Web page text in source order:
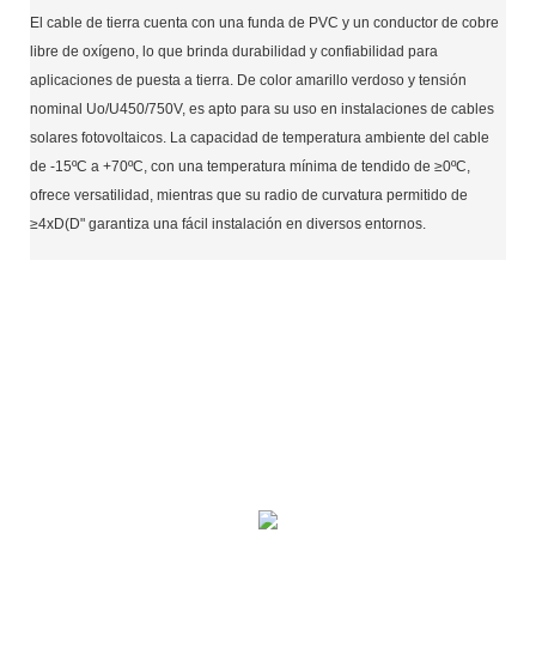
El cable de tierra cuenta con una funda de PVC y un conductor de cobre
libre de oxígeno, lo que brinda durabilidad y confiabilidad para
aplicaciones de puesta a tierra. De color amarillo verdoso y tensión
nominal Uo/U450/750V, es apto para su uso en instalaciones de cables
solares fotovoltaicos. La capacidad de temperatura ambiente del cable
de -15ºC a +70ºC, con una temperatura mínima de tendido de ≥0ºC,
ofrece versatilidad, mientras que su radio de curvatura permitido de
≥4xD(D" garantiza una fácil instalación en diversos entornos.